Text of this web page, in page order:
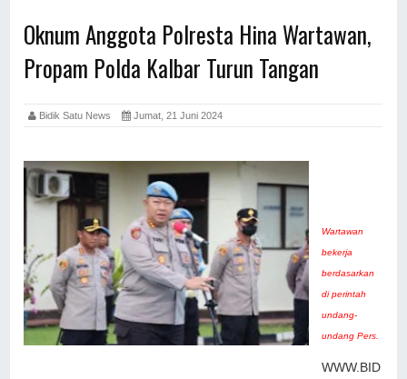
Oknum Anggota Polresta Hina Wartawan,
Propam Polda Kalbar Turun Tangan
Bidik Satu News Jumat, 21 Juni 2024
Wartawan
bekerja
berdasarkan
di perintah
undang-
undang Pers.
WWW.BID